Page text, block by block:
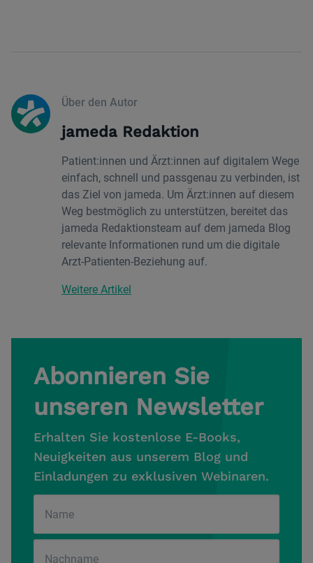
Über den Autor
jameda Redaktion
Patient:innen und Ärzt:innen auf digitalem Wege
einfach, schnell und passgenau zu verbinden, ist
das Ziel von jameda. Um Ärzt:innen auf diesem
Weg bestmöglich zu unterstützen, bereitet das
jameda Redaktionsteam auf dem jameda Blog
relevante Informationen rund um die digitale
Arzt-Patienten-Beziehung auf.
Weitere Artikel
Abonnieren Sie
unseren Newsletter
Erhalten Sie kostenlose E-Books,
Neuigkeiten aus unserem Blog und
Einladungen zu exklusiven Webinaren.